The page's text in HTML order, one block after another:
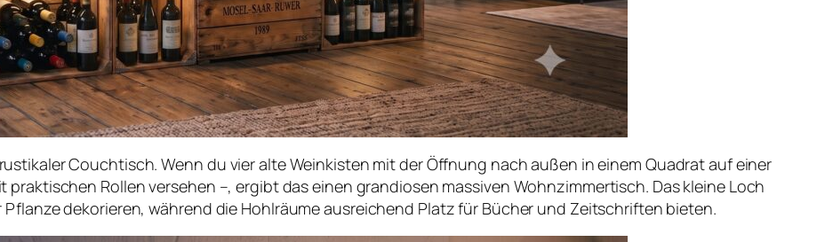
Couchtisch. Wenn du vier alte Weinkisten mit der Öffnung nach außen in einem Quadrat auf einer
Rollen versehen –, ergibt das einen grandiosen massiven Wohnzimmertisch. Das kleine Loch
dekorieren, während die Hohlräume ausreichend Platz für Bücher und Zeitschriften bieten.